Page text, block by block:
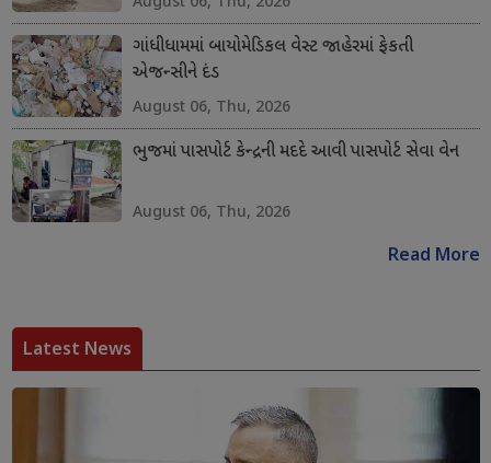
ગાંધીધામમાં બાયોમેડિકલ વેસ્ટ જાહેરમાં ફેકતી
એજન્સીને દંડ
August 06, Thu, 2026
ભુજમાં પાસપોર્ટ કેન્દ્રની મદદે આવી પાસપોર્ટ સેવા વેન
August 06, Thu, 2026
Read More
Latest News